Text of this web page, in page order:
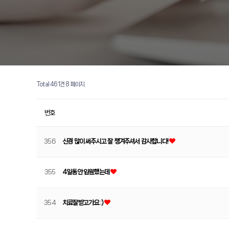
Total 461건 8 페이지
번호
356 신경 많이 써주시고 잘 챙겨주셔서 감사합니다!
355 4일동안 입원했는데
354 치료잘받고가요 :)